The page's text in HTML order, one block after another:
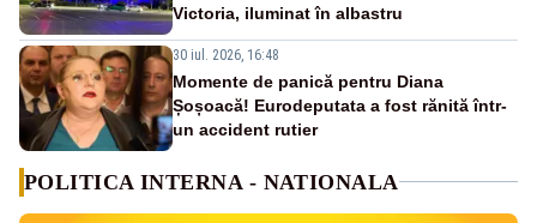
Victoria, iluminat în albastru
30 iul. 2026, 16:48
Momente de panică pentru Diana
Șoșoacă! Eurodeputata a fost rănită într-
un accident rutier
POLITICA INTERNA - NATIONALA